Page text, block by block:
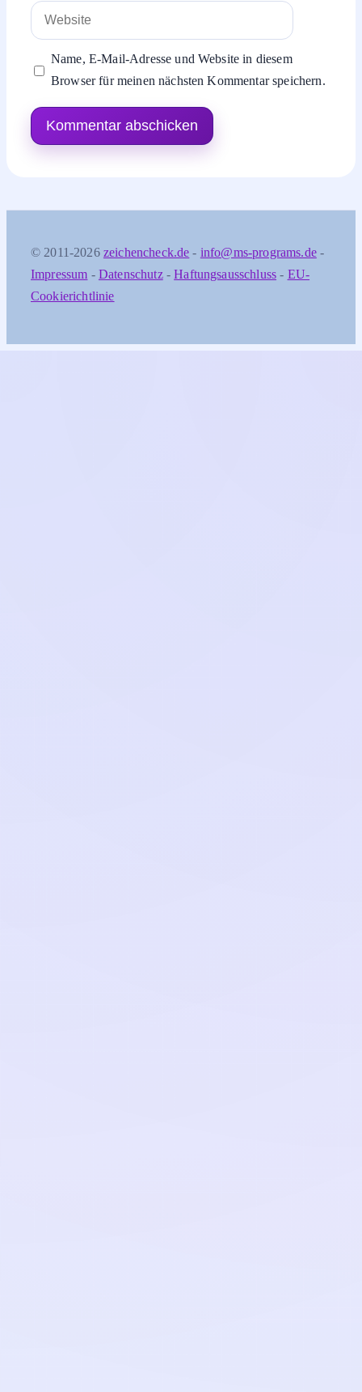
Adresse
Website
Name, E-Mail-Adresse und Website in diesem
Browser für meinen nächsten Kommentar speichern.
© 2011-2026 zeichencheck.de - info@ms-programs.de-
Impressum - Datenschutz-Haftungsausschluss - EU-
Cookierichtlinie